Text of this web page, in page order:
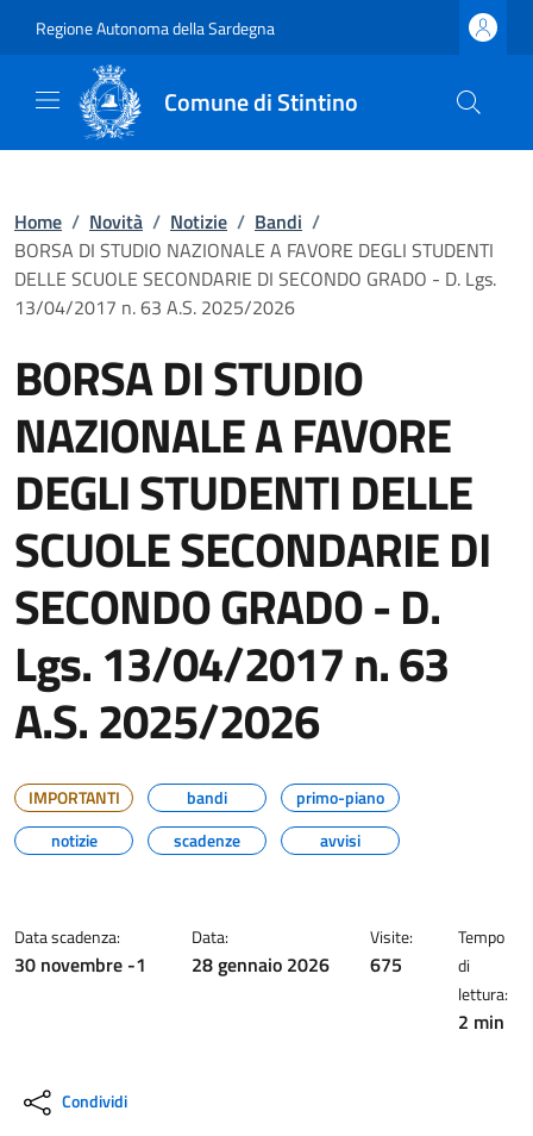
Regione Autonoma della Sardegna
Comune di Stintino
Home / Novità / Notizie / Bandi /
BORSA DI STUDIO NAZIONALE A FAVORE DEGLI STUDENTI
DELLE SCUOLE SECONDARIE DI SECONDO GRADO - D. Lgs.
13/04/2017 n. 63 A.S. 2025/2026
BORSA DI STUDIO
NAZIONALE A FAVORE
DEGLI STUDENTI DELLE
SCUOLE SECONDARIE DI
SECONDO GRADO - D.
Lgs. 13/04/2017 n. 63
A.S. 2025/2026
IMPORTANTI bandi
primo-piano
notizie
scadenze avvisi
Data scadenza:
30 novembre -1
Data:
28 gennaio 2026
Visite:
675
Tempo
di
lettura:
2 min
Condividi